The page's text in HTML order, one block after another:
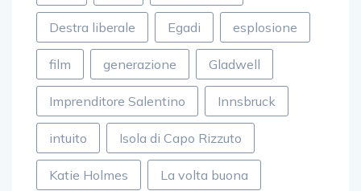
Destra liberale Egadi esplosione
film generazione Gladwell
Imprenditore Salentino Innsbruck
intuito Isola di Capo Rizzuto
Katie Holmes La volta buona